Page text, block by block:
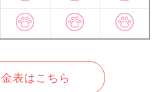
表はこちら